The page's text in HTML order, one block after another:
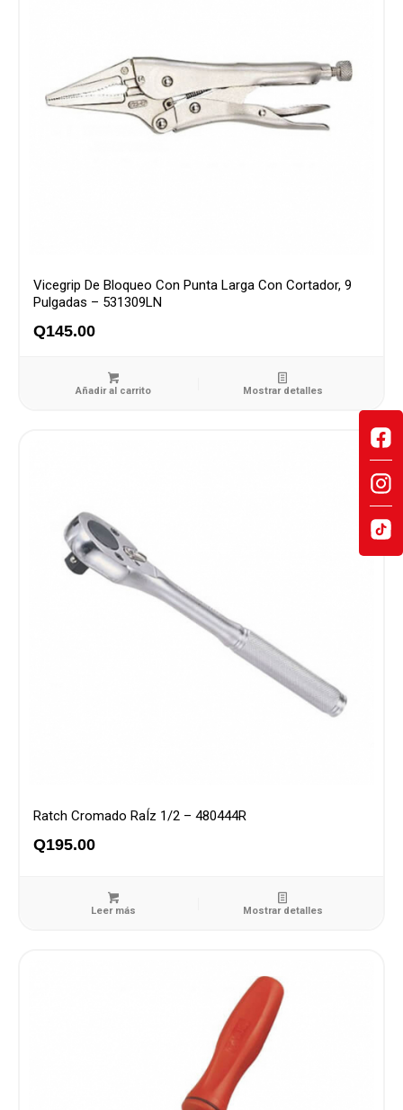
Vicegrip De Bloqueo Con Punta Larga Con Cortador, 9
Pulgadas – 531309LN
Q145.00
Añadir al carrito Mostrar detalles
Ratch Cromado RaÍz 1/2 – 480444R
Q195.00
Leer más Mostrar detalles